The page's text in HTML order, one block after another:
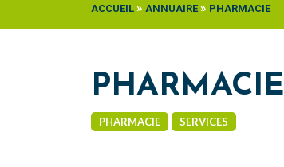
ACCUEIL » ANNUAIRE » PHARMACIE
PHARMACIE
PHARMACIE SERVICES